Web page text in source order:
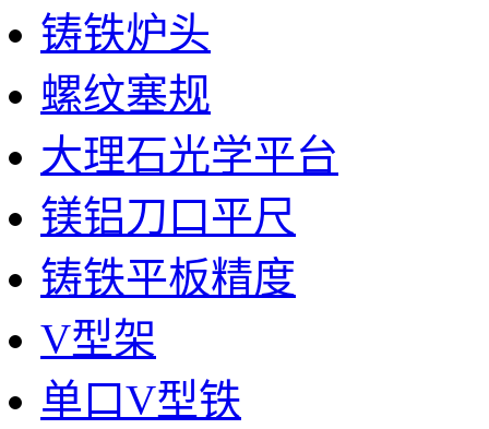
铸铁炉头
螺纹塞规
大理石光学平台
镁铝刀口平尺
铸铁平板精度
V型架
单口V型铁